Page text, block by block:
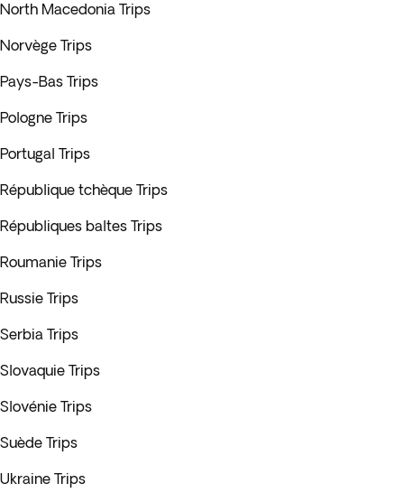
North Macedonia Trips
Norvège Trips
Pays-Bas Trips
Pologne Trips
Portugal Trips
République tchèque Trips
Républiques baltes Trips
Roumanie Trips
Russie Trips
Serbia Trips
Slovaquie Trips
Slovénie Trips
Suède Trips
Ukraine Trips